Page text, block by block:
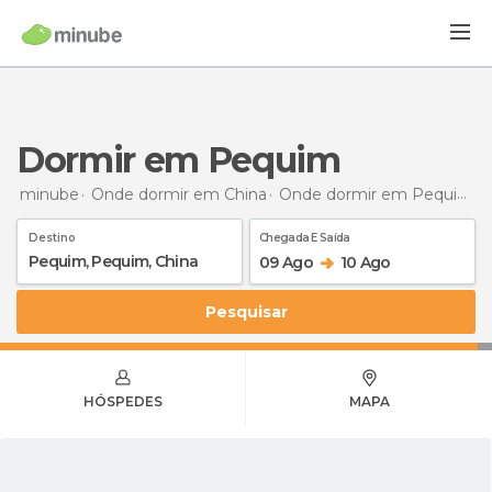
Dormir em Pequim
minube Onde dormir em China Onde dormir em Pequim
Destino Chegada E Saída
09 Ago 10 Ago
Pesquisar
HÓSPEDES MAPA